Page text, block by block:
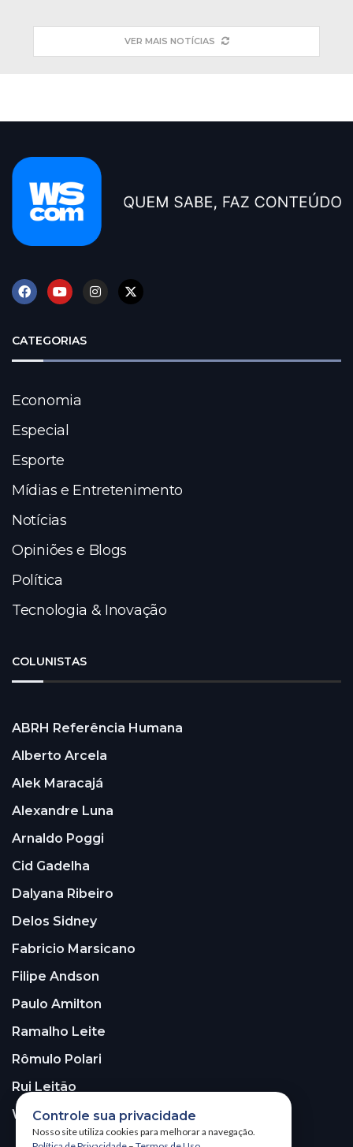
VER MAIS NOTÍCIAS
CATEGORIAS
Economia
Especial
Esporte
Mídias e Entretenimento
Notícias
Opiniões e Blogs
Política
Tecnologia & Inovação
COLUNISTAS
ABRH Referência Humana
Alberto Arcela
Alek Maracajá
Alexandre Luna
Arnaldo Poggi
Cid Gadelha
Dalyana Ribeiro
Delos Sidney
Fabricio Marsicano
Filipe Andson
Paulo Amilton
Ramalho Leite
Rômulo Polari
Rui Leitão
Walter Santos
Controle sua privacidade
Nosso site utiliza cookies para melhorar a navegação.